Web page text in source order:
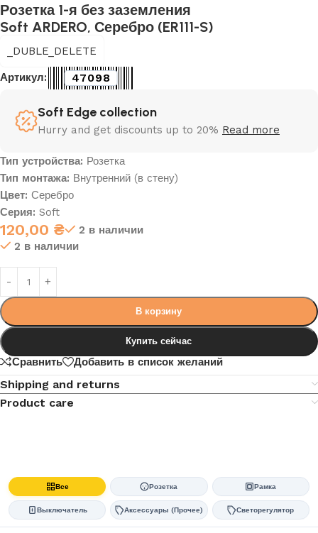
Розетка 1-я без заземления
Soft ARDERO, Серебро (ER111-S)
_DUBLE_DELETE
Артикул: 47098
Soft Edge collection
Hurry and get discounts up to 20% Read more
Тип устройства: Розетка
Тип монтажа: Внутренний (в стену)
Цвет: Серебро
Серия: Soft
120,00 ₴
2 в наличии
2 в наличии
В корзину
Купить сейчас
Сравнить Добавить в список желаний
Shipping and returns
Product care
Все Розетка Рамка
Выключатель Аксессуары (Прочее) Светорегулятор